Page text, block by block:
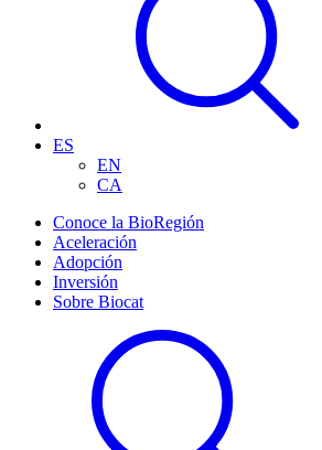
ES
EN
CA
Conoce la BioRegión
Aceleración
Adopción
Inversión
Sobre Biocat